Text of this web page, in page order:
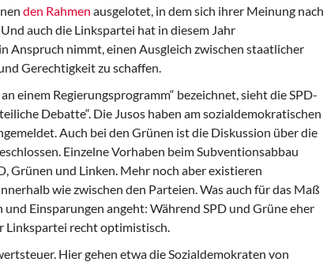
den Rahmen ausgelotet, in dem sich ihrer Meinung nach
auch die Linkspartei hat in diesem Jahr
Anspruch nimmt, einen Ausgleich zwischen staatlicher
Gerechtigkeit zu schaffen.
einem Regierungsprogramm“ bezeichnet, sieht die SPD-
Debatte“. Die Jusos haben am sozialdemokratischen
Auch bei den Grünen ist die Diskussion über die
Einzelne Vorhaben beim Subventionsabbau
Grünen und Linken. Mehr noch aber existieren
wie zwischen den Parteien. Was auch für das Maß
Einsparungen angeht: Während SPD und Grüne eher
Linkspartei recht optimistisch.
Hier gehen etwa die Sozialdemokraten von